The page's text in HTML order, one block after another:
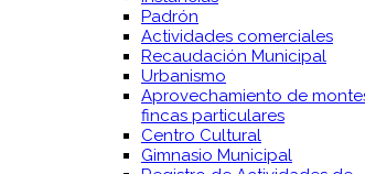
Padrón
Actividades comerciales
Recaudación Municipal
Urbanismo
Aprovechamiento de
fincas particulares
Centro Cultural
Gimnasio Municipal